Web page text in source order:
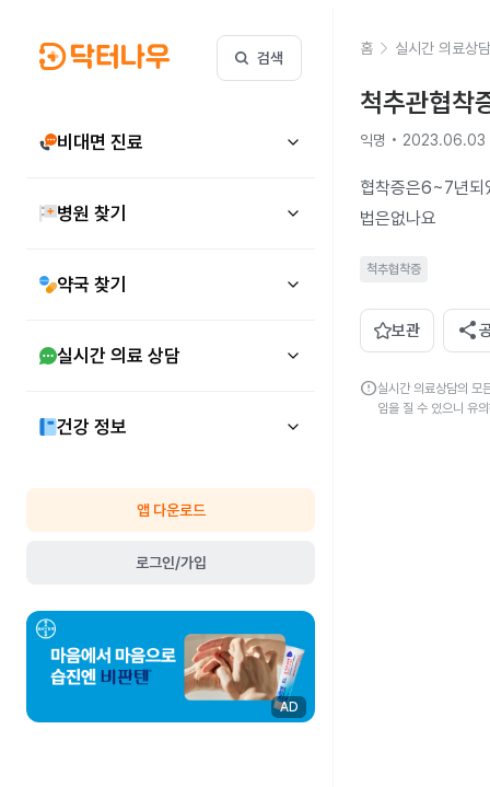
검색
비대면 진료
병원 찾기
약국 찾기
실시간 의료 상담
건강 정보
앱 다운로드
로그인/가입
AD
홈 실시간 의료상담
척추관협착
익명 • 2023.06.03
협착증은6~7년되
법은없나요
척추협착증
보관 share
error실시간 의료상담의 모
임을 질 수 있으니 유